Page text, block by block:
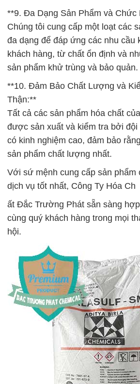
**9. Đa Dạng Sản Phẩm và Chức
Chúng tôi cung cấp một loạt các
đa dạng để đáp ứng các nhu cầu
khách hàng, từ chất ổn định và
sản phẩm khử trùng và bảo quản.
**10. Đảm Bảo Chất Lượng và
Thận:**
Tất cả các sản phẩm hóa chất
được sản xuất và kiểm tra bởi đội
có kinh nghiệm cao, đảm bảo
sản phẩm chất lượng nhất.
Với sứ mệnh cung cấp sản phẩm
dịch vụ tốt nhất, Công Ty Hóa Ch
ất Đắc Trường Phát sẵn sàng
cùng quý khách hàng trong mọi
hội.